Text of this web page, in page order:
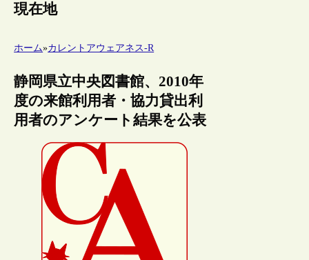
現在地
ホーム»カレントアウェアネス-R
静岡県立中央図書館、2010年
度の来館利用者・協力貸出利
用者のアンケート結果を公表